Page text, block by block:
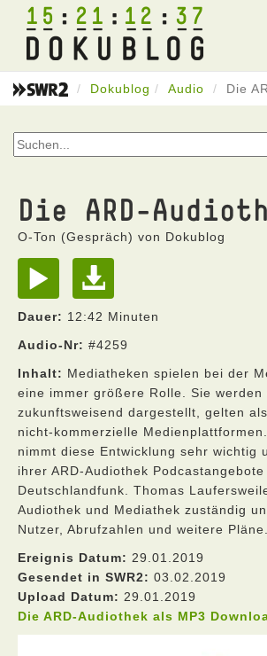
15 21 12 37
Dokublog Audio Die
Die ARD-
O-Ton (Gespräch) von Dokublog
Dauer: 12:42 Minuten
Audio-Nr: #4259
Inhalt: Mediatheken spielen bei der
eine immer größere Rolle. Sie werden
zukunftsweisend dargestellt, gelten
nicht-kommerzielle
nimmt diese Entwicklung sehr wichtig
ihrer ARD-Audiothek Podcastangebote
Deutschlandfunk. Thomas
Audiothek und Mediathek zuständig
Nutzer, Abrufzahlen und weitere Pläne.
Ereignis Datum: 29.01.2019
Gesendet in SWR2: 03.02.2019
Upload Datum: 29.01.2019
Die ARD-Audiothek als MP3